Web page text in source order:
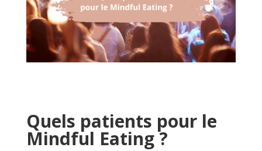
Quels patients pour le
Mindful Eating ?